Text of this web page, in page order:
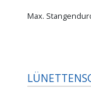
Max.